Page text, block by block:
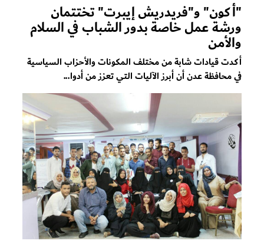
"أكون" و"فريدريش إيبرت" تختتمان
ورشة عمل خاصة بدور الشباب في السلام
والأمن
أكدت قيادات شابة من مختلف المكونات والأحزاب السياسية
في محافظة عدن أن أبرز الآليات التي تعزز من أدوا...